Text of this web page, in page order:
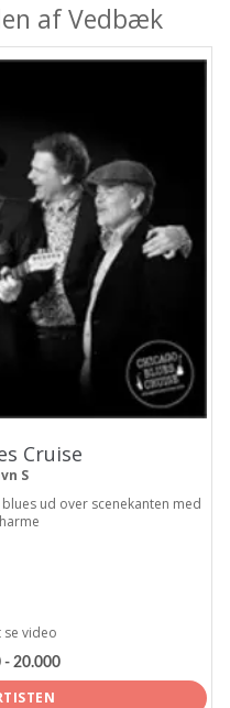
af Vedbæk
Cruise
S
ud over scenekanten med
se video
- 20.000